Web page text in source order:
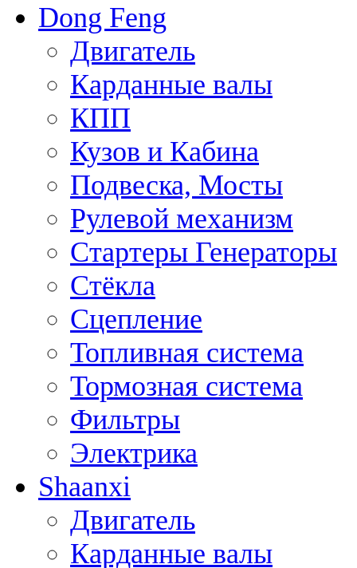
Dong Feng
Двигатель
Карданные валы
КПП
Кузов и Кабина
Подвеска, Мосты
Рулевой механизм
Стартеры Генераторы
Стёкла
Сцепление
Топливная система
Тормозная система
Фильтры
Электрика
Shaanxi
Двигатель
Карданные валы